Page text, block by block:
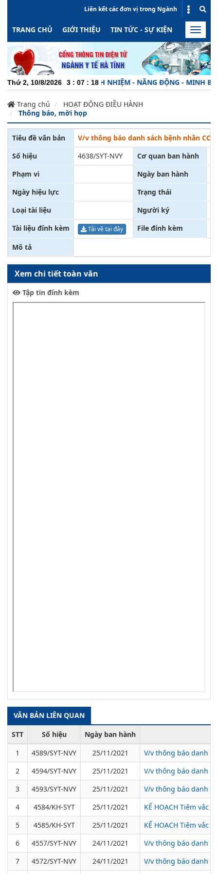
Liên kết các đơn vị trong Ngành
TRANG CHỦ GIỚI THIỆU TIN TỨC - SỰ KIỆN HOẠT
Toggle
Thứ 2, 10/8/2026 3 : 07 : 18
CHUYÊN NGHIỆP - TRÁCH NHIỆM - NĂNG ĐỘNG - MINH BẠCH
Trang chủ
HOẠT ĐỘNG ĐIỀU HÀNH
Thông báo, mời họp
Tiêu đề văn bản
V/v thông báo danh sách bệnh nhân
Số hiệu
4638/SYT-NVY Cơ quan ban hành
Phạm vi
Ngày ban hành
Ngày hiệu lực
Trạng thái
Loại tài liệu
Người ký
Tài liệu đính kèm
Tải về tại đây File đính kèm
Mô tả
Xem chi tiết toàn văn
Tập tin đính kèm
VĂN BẢN LIÊN QUAN
STT Số hiệu
Ngày ban hành
1
4589/SYT-NVY 25/11/2021
V/v thông báo danh
2
4594/SYT-NVY 25/11/2021
V/v thông báo danh
3
4593/SYT-NVY 25/11/2021
V/v thông báo danh
4
4584/KH-SYT 25/11/2021
KẾ HOẠCH Tiêm vắc
5
4585/KH-SYT 25/11/2021
KẾ HOẠCH Tiêm vắc
6
4557/SYT-NVY 24/11/2021
V/v thông báo danh
7
4572/SYT-NVY 24/11/2021 V/v thông báo danh